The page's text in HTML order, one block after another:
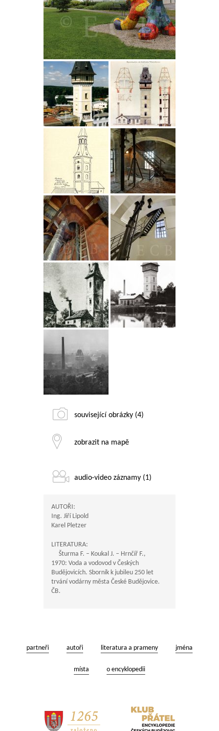
související obrázky (4)
zobrazit na mapě
audio-video záznamy (1)
AUTOŘI:
Ing. Jiří Lipold
Karel Pletzer
LITERATURA:
Šturma F. – Koukal J. – Hrnčíř F.,
1970: Voda a vodovod v Českých
Budějovicích. Sborník k jubileu 250 let
trvání vodárny města České Budějovice.
ČB.
partneři autoři literatura a prameny jména
místa o encyklopedii